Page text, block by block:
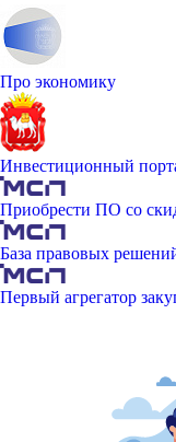
Про экономику
Инвестиционный
Приобрести ПО со
База правовых
Первый агрегатор